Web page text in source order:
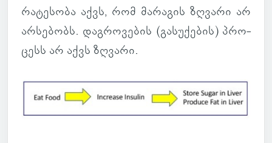
რა­ტე­სობა აქვს, რომ მა­რა­გის ზღვარი არ
არ­სე­ბობს. დაგ­რო­ვე­ბის (გა­სუ­ქე­ბის) პრო­
ცესს არ აქვს ზღვარი.